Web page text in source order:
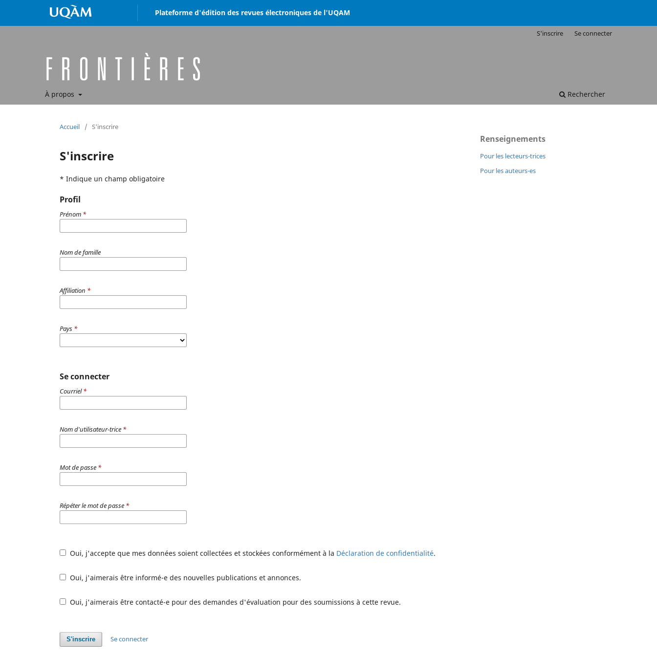
Plateforme d'édition des revues électroniques de l'UQAM
À propos Rechercher
S'inscrire Se connecter
Accueil / S'inscrire
S'inscrire
* Indique un champ obligatoire
Profil
Prénom *
Nom de famille
Affiliation *
Pays *
Se connecter
Courriel*
Nom d'utilisateur-trice *
Mot de passe *
Répéter le mot de passe *
Oui, j'accepte que mes données soient collectées et stockées conformément à la Déclaration de confidentialité.
Oui, j'aimerais être informé-e des nouvelles publications et annonces.
Oui, j'aimerais être contacté-e pour des demandes d'évaluation pour des soumissions à cette revue.
S'inscrire Se connecter
Renseignements
Pour les lecteurs-trices
Pour les auteurs-es